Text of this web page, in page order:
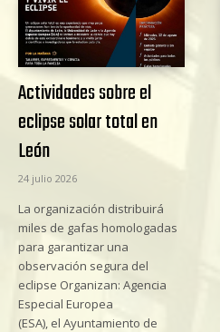
Actividades sobre el
eclipse solar total en
León
24 julio 2026
La organización distribuirá
miles de gafas homologadas
para garantizar una
observación segura del
eclipse Organizan: Agencia
Especial Europea
(ESA), el Ayuntamiento de